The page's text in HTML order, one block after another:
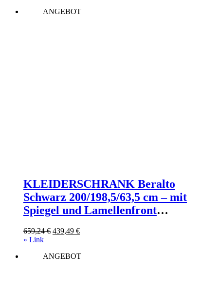
591,74 €394,49 €.
ANGEBOT
KLEIDERSCHRANK Beralto
Schwarz 200/198,5/63,5 cm – mit
Spiegel und Lamellenfront
Schränke > Kleiderschränke >
659,24€ Ursprünglicher
659,24 €
439,49 €Aktueller
439,49 €.
» Link
ANGEBOT